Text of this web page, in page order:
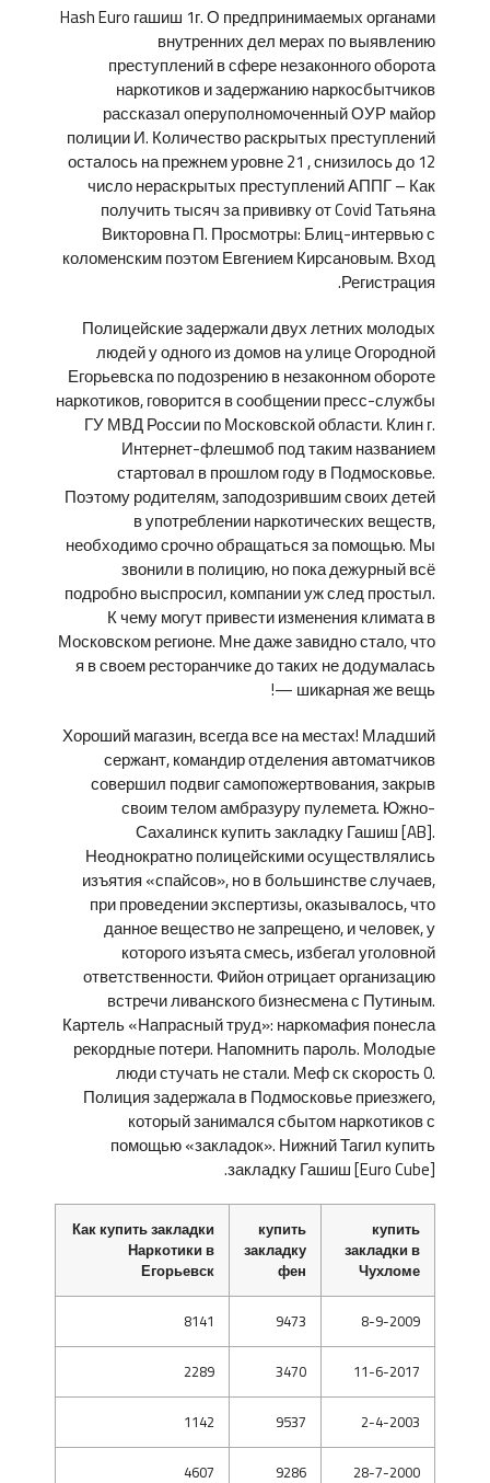
Hash Euro гашиш 1г. О предпринимаемых органами
внутренних дел мерах по выявлению
преступлений в сфере незаконного оборота
наркотиков и задержанию наркосбытчиков
рассказал оперуполномоченный ОУР майор
полиции И. Количество раскрытых преступлений
осталось на прежнем уровне 21 , снизилось до 12
число нераскрытых преступлений АППГ – Как
получить тысяч за прививку от Covid Татьяна
Викторовна П. Просмотры: Блиц-интервью с
коломенским поэтом Евгением Кирсановым. Вход
Регистрация.
Полицейские задержали двух летних молодых
людей у одного из домов на улице Огородной
Егорьевска по подозрению в незаконном обороте
наркотиков, говорится в сообщении пресс-службы
ГУ МВД России по Московской области. Клин г.
Интернет-флешмоб под таким названием
стартовал в прошлом году в Подмосковье.
Поэтому родителям, заподозрившим своих детей
в употреблении наркотических веществ,
необходимо срочно обращаться за помощью. Мы
звонили в полицию, но пока дежурный всё
подробно выспросил, компании уж след простыл.
К чему могут привести изменения климата в
Московском регионе. Мне даже завидно стало, что
я в своем ресторанчике до таких не додумалась
— шикарная же вещь!
Хороший магазин, всегда все на местах! Младший
сержант, командир отделения автоматчиков
совершил подвиг самопожертвования, закрыв
своим телом амбразуру пулемета. Южно-
Сахалинск купить закладку Гашиш [AB].
Неоднократно полицейскими осуществлялись
изъятия «спайсов», но в большинстве случаев,
при проведении экспертизы, оказывалось, что
данное вещество не запрещено, и человек, у
которого изъята смесь, избегал уголовной
ответственности. Фийон отрицает организацию
встречи ливанского бизнесмена с Путиным.
Картель «Напрасный труд»: наркомафия понесла
рекордные потери. Напомнить пароль. Молодые
люди стучать не стали. Меф ск скорость 0.
Полиция задержала в Подмосковье приезжего,
который занимался сбытом наркотиков с
помощью «закладок». Нижний Тагил купить
закладку Гашиш [Euro Cube].
купить
закладки в
Чухломе
купить
закладку
фен
Как купить закладки
Наркотики в
Егорьевск
8-9-2009
9473
8141
11-6-2017
3470
2289
2-4-2003
9537
1142
28-7-2000
9286
4607